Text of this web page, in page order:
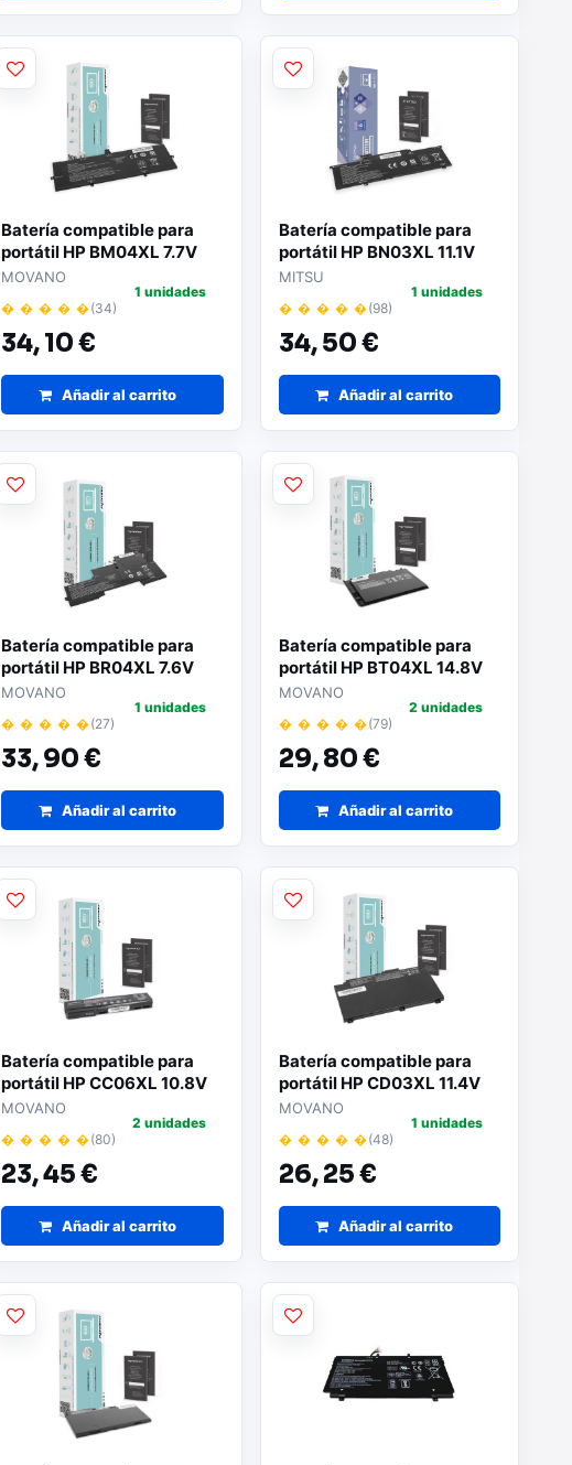
Batería compatible para
portátil HP BM04XL 7.7V
6800mAh Movano
MOVANO
� � � � �(34)
34,10 €
1 unidades
Añadir al carrito
Batería compatible para
portátil HP BN03XL 11.1V
4100mAh Mitsu
MITSU
� � � � �(98)
34,50 €
1 unidades
Añadir al carrito
Batería compatible para
portátil HP BR04XL 7.6V
4200mAh Movano
MOVANO
� � � � �(27)
33,90 €
1 unidades
Añadir al carrito
Batería compatible para
portátil HP BT04XL 14.8V
3500mAh Movano
MOVANO
� � � � �(79)
29,80 €
2 unidades
Añadir al carrito
Batería compatible para
portátil HP CC06XL 10.8V
4400mAh Movano
MOVANO
� � � � �(80)
23,45 €
2 unidades
Añadir al carrito
Batería compatible para
portátil HP CD03XL 11.4V
4200mAh Movano
MOVANO
� � � � �(48)
26,25 €
1 unidades
Añadir al carrito